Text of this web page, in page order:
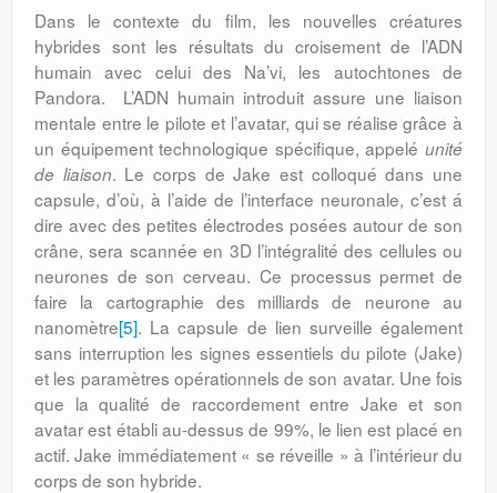
Dans le contexte du film, les nouvelles créatures
hybrides sont les résultats du croisement de l’ADN
humain avec celui des Na’vi, les autochtones de
Pandora. L’ADN humain introduit assure une liaison
mentale entre le pilote et l’avatar, qui se réalise grâce à
un équipement technologique spécifique, appelé unité
de liaison. Le corps de Jake est colloqué dans une
capsule, d’où, à l’aide de l’interface neuronale, c’est á
dire avec des petites électrodes posées autour de son
crâne, sera scannée en 3D l’intégralité des cellules ou
neurones de son cerveau. Ce processus permet de
faire la cartographie des milliards de neurone au
nanomètre[5]. La capsule de lien surveille également
sans interruption les signes essentiels du pilote (Jake)
et les paramètres opérationnels de son avatar. Une fois
que la qualité de raccordement entre Jake et son
avatar est établi au-dessus de 99%, le lien est placé en
actif. Jake immédiatement « se réveille » à l’intérieur du
corps de son hybride.